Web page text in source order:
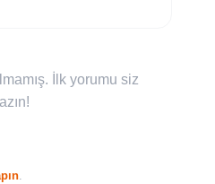
İlk yorumu siz
.